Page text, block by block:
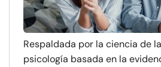
Respaldada por la ciencia de
psicología basada en la